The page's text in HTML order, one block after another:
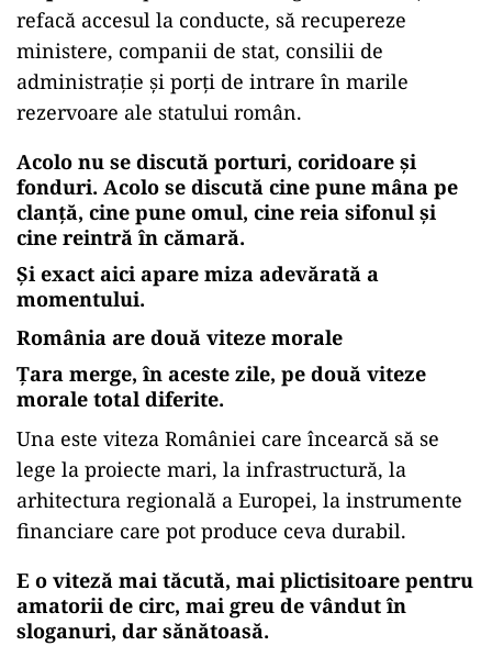
refacă accesul la conducte, să recupereze
ministere, companii de stat, consilii de
administrație și porți de intrare în marile
rezervoare ale statului român.
Acolo nu se discută porturi, coridoare și
fonduri. Acolo se discută cine pune mâna pe
clanță, cine pune omul, cine reia sifonul și
cine reintră în cămară.
Și exact aici apare miza adevărată a
momentului.
România are două viteze morale
Țara merge, în aceste zile, pe două viteze
morale total diferite.
Una este viteza României care încearcă să se
lege la proiecte mari, la infrastructură, la
arhitectura regională a Europei, la instrumente
financiare care pot produce ceva durabil.
E o viteză mai tăcută, mai plictisitoare pentru
amatorii de circ, mai greu de vândut în
sloganuri, dar sănătoasă.